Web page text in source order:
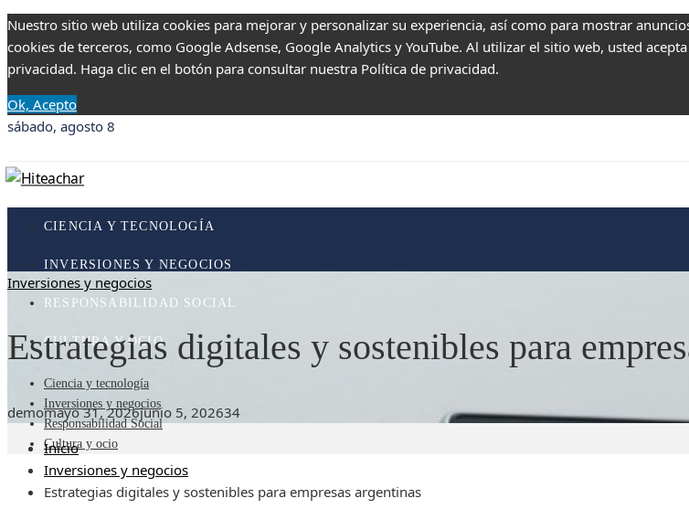
Nuestro sitio web utiliza cookies para mejorar y personalizar su experiencia, así como para mostrar
cookies de terceros, como Google Adsense, Google Analytics y YouTube. Al utilizar el sitio web, usted
privacidad. Haga clic en el botón para consultar nuestra Política de privacidad.
Ok, Acepto
sábado, agosto 8
CIENCIA Y TECNOLOGÍA
INVERSIONES Y NEGOCIOS
RESPONSABILIDAD SOCIAL
CULTURA Y OCIO
Ciencia y tecnología
Inversiones y negocios
Responsabilidad Social
Cultura y ocio
Inversiones y negocios
Estrategias digitales y sostenibles para
demomayo 31, 2026junio 5, 202634
Inicio
Inversiones y negocios
Estrategias digitales y sostenibles para empresas argentinas